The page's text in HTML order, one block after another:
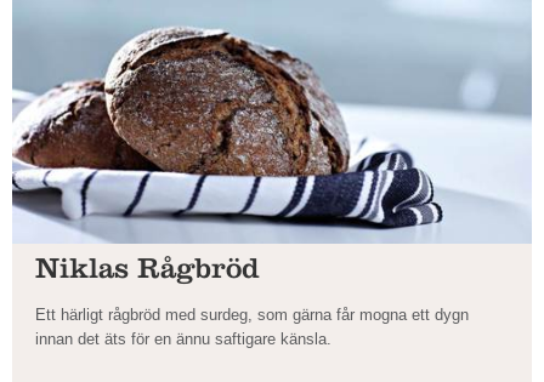
Niklas Rågbröd
Ett härligt rågbröd med surdeg, som gärna får mogna ett dygn
innan det äts för en ännu saftigare känsla.